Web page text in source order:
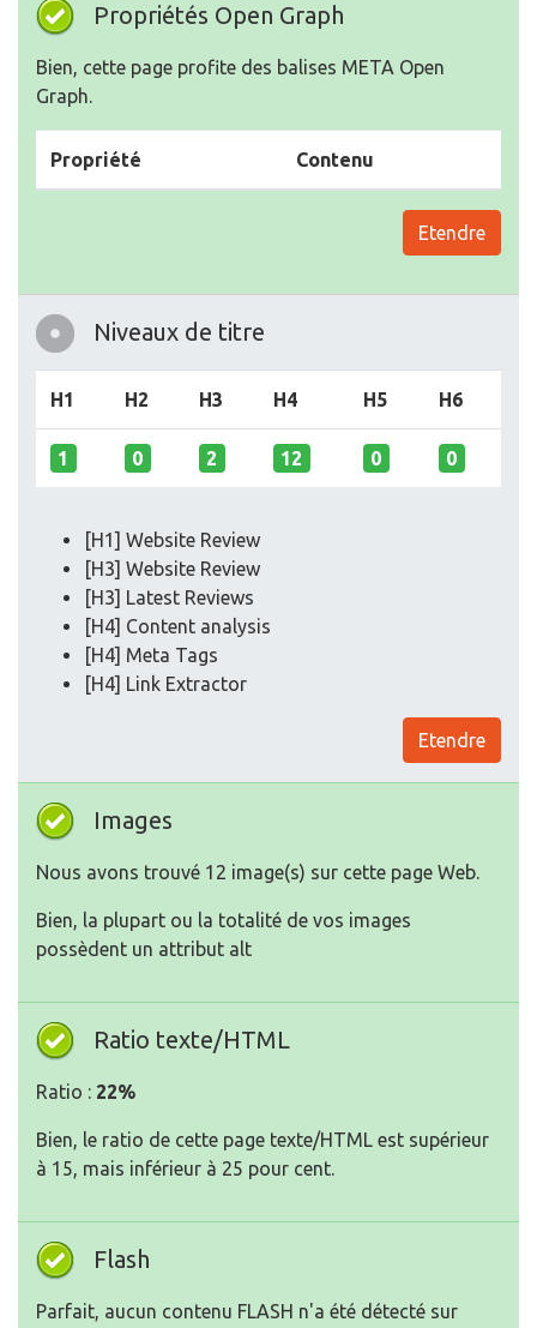
Propriétés Open Graph
Bien, cette page profite des balises META Open
Graph.
Propriété Contenu
Etendre
Niveaux de titre
H1 H2 H3 H4 H5 H6
1 0 2 12 0 0
[H1] Website Review
[H3] Website Review
[H3] Latest Reviews
[H4] Content analysis
[H4] Meta Tags
[H4] Link Extractor
Etendre
Images
Nous avons trouvé 12 image(s) sur cette page Web.
Bien, la plupart ou la totalité de vos images
possèdent un attribut alt
Ratio texte/HTML
Ratio : 22%
Bien, le ratio de cette page texte/HTML est supérieur
à 15, mais inférieur à 25 pour cent.
Flash
Parfait, aucun contenu FLASH n'a été détecté sur